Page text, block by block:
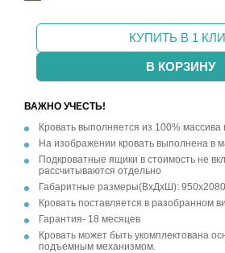
КУПИТЬ В 1
В КОРЗИНУ
ВАЖНО УЧЕСТЬ!
Кровать выполняется из 100% массива
На изображении кровать выполнена в
Подкроватные ящики в стоимость не
рассчитываются отдельно
Габаритные размеры(ВxДxШ):
Кровать поставляется в разобранном
Гарантия- 18 месяцев
Кровать может быть укомплектована
подъемным механизмом.